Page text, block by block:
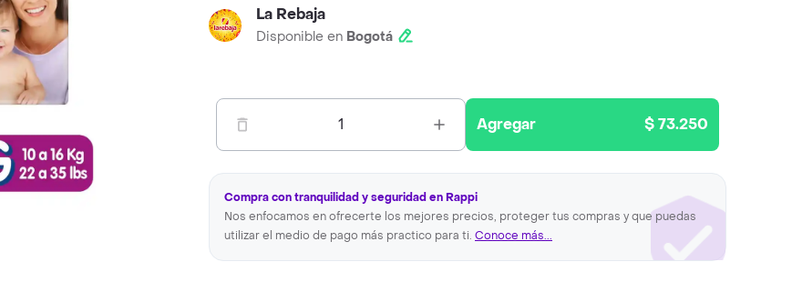
La Rebaja
Disponible en Bogotá
1 Agregar $ 73.250
Compra con tranquilidad y seguridad en Rappi
Nos enfocamos en ofrecerte los mejores precios, proteger tus compras y que puedas
utilizar el medio de pago más practico para ti. Conoce más...